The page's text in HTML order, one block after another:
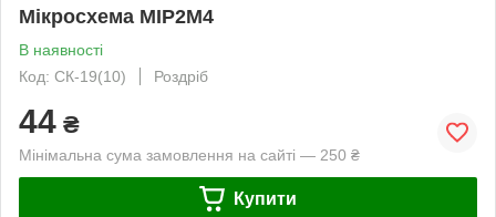
Мікросхема MIP2M4
В наявності
Код: СК-19(10)
Роздріб
44 ₴
Мінімальна сума замовлення на сайті — 250 ₴
Купити